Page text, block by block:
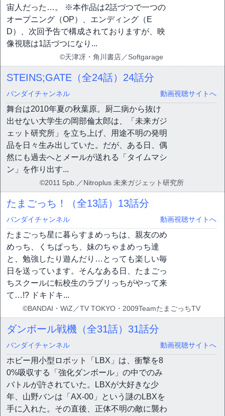
宙人だった…。 ※本作品は2話づつで一つの
オープニング（OP）、エンディング（E
D）、次回予告で構成されておりますが、映
像視聴は1話づつになり...
©天津冴・角川書店／Softgarage
STEINS;GATE（全24話） 24話分
バンダイチャンネル 動画視聴サイトへ
舞台は2010年夏の秋葉原。厨二病から抜け
出せない大学生の岡部倫太郎は、「未来ガジ
ェット研究所」を立ち上げ、用途不明の発明
品を日々生み出していた。だが、ある日、偶
然にも過去へとメールが送れる「タイムマシ
ン」を作り出す...
©2011 5pb.／Nitroplus 未来ガジェット研究所
たまごっち！（全13話） 13話分
バンダイチャンネル 動画視聴サイトへ
たまごっち星に暮らすまめっちは、親友のめ
めっち、くちぱっち、妹のちゃまめっち達
と、勉強したり遊んだり…とっても楽しい毎
日を送っています。そんなある日、たまごっ
ちスクールに転校生のラブリっちがやって来
て…!? ドキドキ...
©BANDAI・WiZ／TV TOKYO・2009TeamたまごっちTV
ダンボール戦機（全31話） 31話分
バンダイチャンネル 動画視聴サイトへ
ホビー用小型ロボット「LBX」は、衝撃を8
0%吸収する「強化ダンボール」の中でのみ
バトルが許されていた。LBXが大好きな少
年、山野バンは「AX-00」という謎のLBXを
手に入れた。その直後、正体不明の敵に襲わ